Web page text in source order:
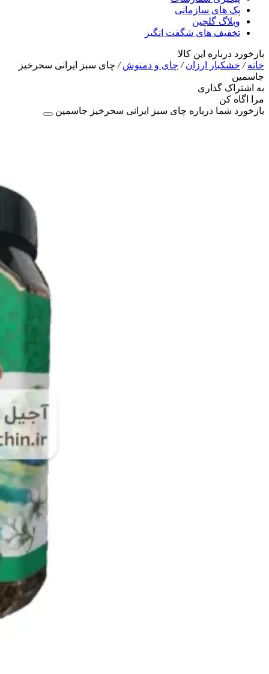
پک های سازمانی
وبلاگ گلچین
تخفیف های شگفت انگیز
بازخورد درباره این کالا
خانه/ خشکبار ارزان/ چای و دمنوش/ چای سبز ایرانی سحرخیز
جاسمین
به اشتراک گذاری
مرا اگاه کن
بازخورد شما درباره چای سبز ایرانی سحرخیز جاسمین